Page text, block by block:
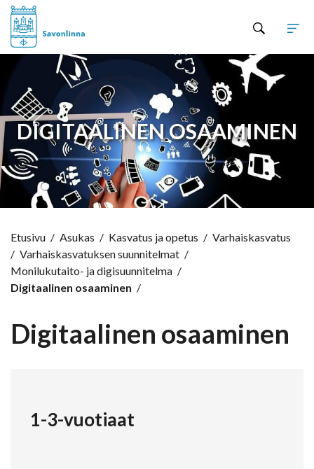
DIGITAALINEN OSAAMINEN
Etusivu / Asukas / Kasvatus ja opetus / Varhaiskasvatus
/ Varhaiskasvatuksen suunnitelmat /
Monilukutaito- ja digisuunnitelma /
Digitaalinen osaaminen /
Digitaalinen osaaminen
1-3-vuotiaat